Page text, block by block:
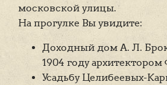
московской улицы.
На прогулке Вы увидите:
Доходный дом А. Л.
1904 году
Усадьбу Целибеевых-